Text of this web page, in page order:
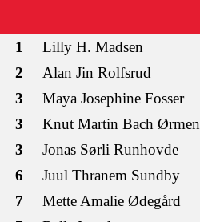
1 Lilly H. Madsen
2
Alan Jin Rolfsrud
3
Maya Josephine Fosser
3
Knut Martin Bach Ørmen
3
Jonas Sørli Runhovde
6
Juul Thranem Sundby
7
Mette Amalie Ødegård